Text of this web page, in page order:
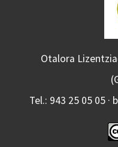
Otalora
Tel.: 943 25 05 05